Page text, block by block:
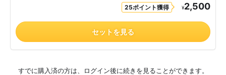
25ポイント獲得 ¥2,500
セットを見る
すでに購入済の方は、ログイン後に続きを見ることができます。